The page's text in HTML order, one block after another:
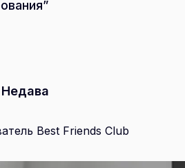
Best Friends Club